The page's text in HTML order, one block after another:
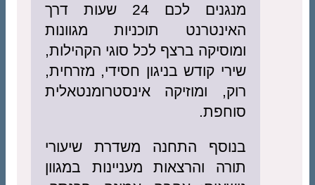
מנגנים לכם 24 שעות דרך
האינטרנט תוכניות מגוונות
ומוסיקה ברצף לכל סוגי הקהילות,
שירי קודש בניגון חסידי, מזרחית,
רוק, ומוזיקה אינסטרומנטאלית
סוחפת.
בנוסף התחנה משדרת שיעורי
תורה והרצאות מעניינות במגוון